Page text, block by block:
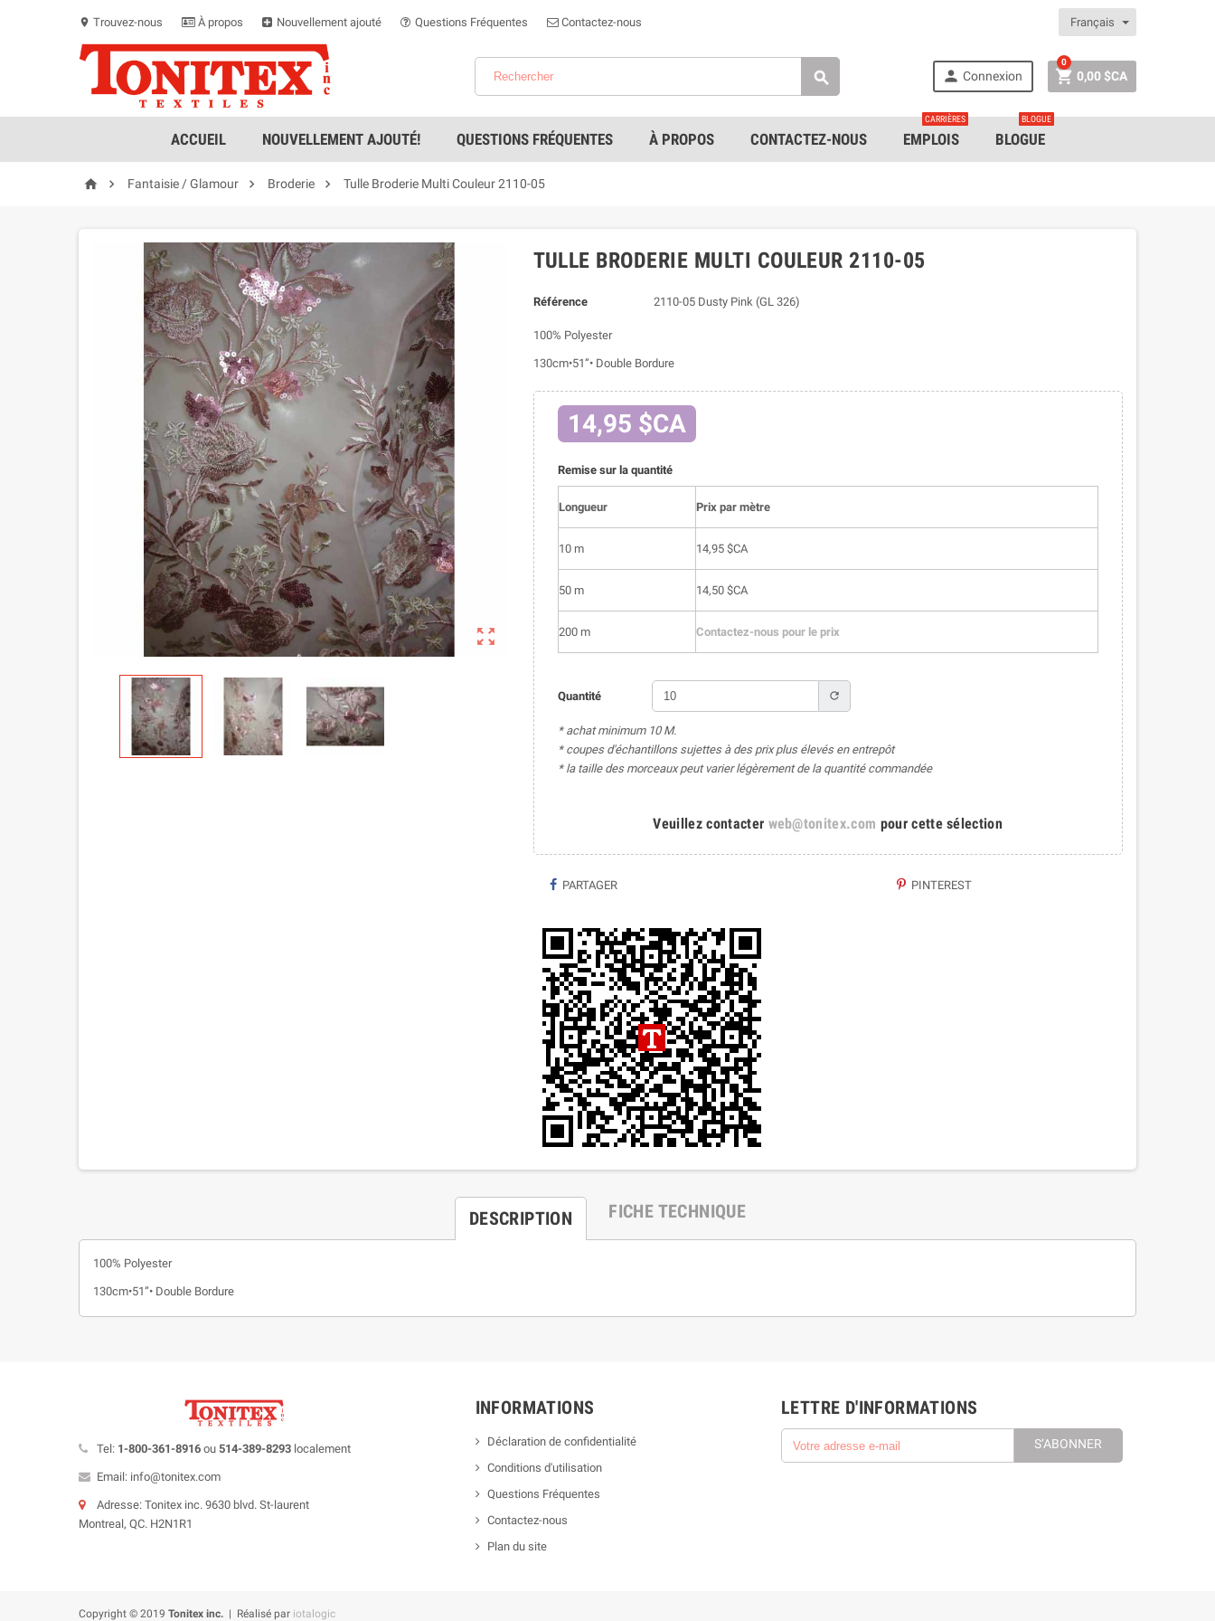
location_on Trouvez-nous À propos Nouvellement ajouté Questions Fréquentes Contactez-nous Français
  Connexion  0,00 $CA
0
ACCUEIL NOUVELLEMENT AJOUTÉ! QUESTIONS FRÉQUENTES À PROPOS CONTACTEZ-NOUS EMPLOIS
CARRIÈRES
BLOGUE
BLOGUE
  Fantaisie / Glamour  Broderie  Tulle Broderie Multi Couleur 2110-05

TULLE BRODERIE MULTI COULEUR 2110-05
Référence 2110-05 Dusty Pink (GL 326)
100% Polyester
130cm•51”• Double Bordure
14,95 $CA
Remise sur la quantité
Longueur Prix par mètre
10 m 14,95 $CA
50 m 14,50 $CA
200 m Contactez-nous pour le prix
Quantité refresh
* achat minimum 10 M.
* coupes d'échantillons sujettes à des prix plus élevés en entrepôt
* la taille des morceaux peut varier légèrement de la quantité commandée
Veuillez contacter web@tonitex.com pour cette sélection
PARTAGER PINTEREST
DESCRIPTION FICHE TECHNIQUE
100% Polyester
130cm•51”• Double Bordure
Tel: 1-800-361-8916 ou 514-389-8293 localement
Email: info@tonitex.com
Adresse: Tonitex inc. 9630 blvd. St-laurent
Montreal, QC. H2N1R1
INFORMATIONS
Déclaration de confidentialité
Conditions d'utilisation
Questions Fréquentes
Contactez-nous
Plan du site
LETTRE D'INFORMATIONS
S’ABONNER
Copyright © 2019 Tonitex inc. | Réalisé par iotalogic